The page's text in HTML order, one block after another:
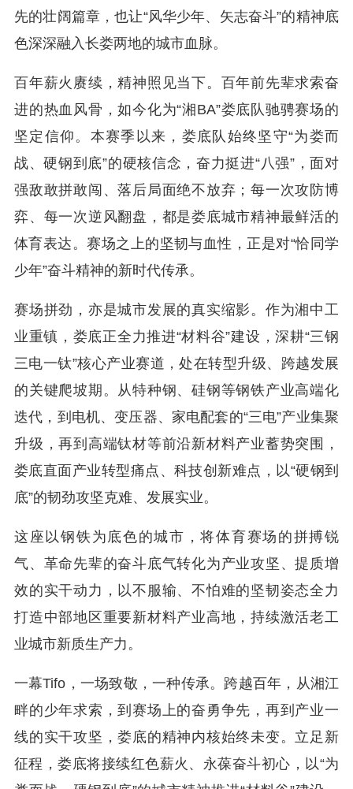
先的壮阔篇章，也让“风华少年、矢志奋斗”的精神底
色深深融入长娄两地的城市血脉。
百年薪火赓续，精神照见当下。百年前先辈求索奋
进的热血风骨，如今化为“湘BA”娄底队驰骋赛场的
坚定信仰。本赛季以来，娄底队始终坚守“为娄而
战、硬钢到底”的硬核信念，奋力挺进“八强”，面对
强敌敢拼敢闯、落后局面绝不放弃；每一次攻防博
弈、每一次逆风翻盘，都是娄底城市精神最鲜活的
体育表达。赛场之上的坚韧与血性，正是对“恰同学
少年”奋斗精神的新时代传承。
赛场拼劲，亦是城市发展的真实缩影。作为湘中工
业重镇，娄底正全力推进“材料谷”建设，深耕“三钢
三电一钛”核心产业赛道，处在转型升级、跨越发展
的关键爬坡期。从特种钢、硅钢等钢铁产业高端化
迭代，到电机、变压器、家电配套的“三电”产业集聚
升级，再到高端钛材等前沿新材料产业蓄势突围，
娄底直面产业转型痛点、科技创新难点，以“硬钢到
底”的韧劲攻坚克难、发展实业。
这座以钢铁为底色的城市，将体育赛场的拼搏锐
气、革命先辈的奋斗底气转化为产业攻坚、提质增
效的实干动力，以不服输、不怕难的坚韧姿态全力
打造中部地区重要新材料产业高地，持续激活老工
业城市新质生产力。
一幕Tifo，一场致敬，一种传承。跨越百年，从湘江
畔的少年求索，到赛场上的奋勇争先，再到产业一
线的实干攻坚，娄底的精神内核始终未变。立足新
征程，娄底将接续红色薪火、永葆奋斗初心，以“为